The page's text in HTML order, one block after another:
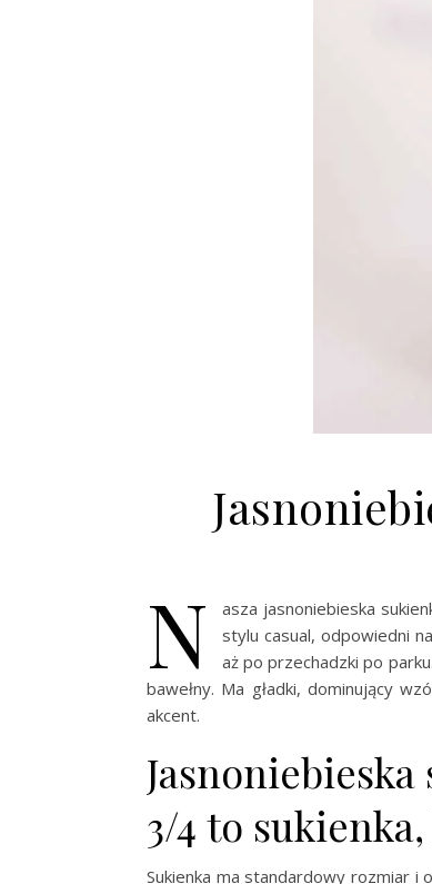
N asza jasnoniebieska
stylu casual, odpowiedni
aż po przechadzki po
bawełny. Ma gładki, dominujący
akcent.
3/4 to
Sukienka ma standardowy rozmiar i